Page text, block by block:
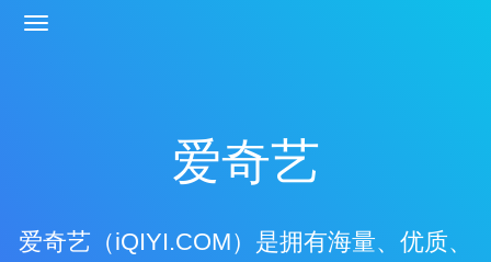
爱奇艺
爱奇艺（iQIYI.COM）是拥有海量、优质、